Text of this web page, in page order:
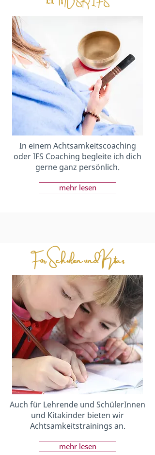
In einem Achtsamkeitscoaching
oder IFS Coaching begleite ich dich
gerne ganz persönlich.
mehr lesen
Für Schulen und Kitas
Auch für Lehrende und SchülerInnen
und Kitakinder bieten wir
Achtsamkeitstrainings an.
mehr lesen